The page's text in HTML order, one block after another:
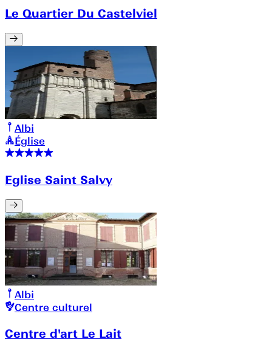
Le Quartier Du Castelviel
Albi
Église
Eglise Saint Salvy
Albi
Centre culturel
Centre d'art Le Lait